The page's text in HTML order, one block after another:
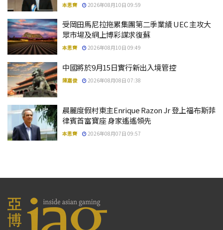
本思齊 2026年08月10日 09:59
受岡田馬尼拉拖累集團第二季業績 UEC 主攻大
眾市場及網上博彩謀求復蘇
本思齊 2026年08月10日 09:49
中國將於9月15日實行新出入境管控
陳嘉俊 2026年08月08日 07:38
晨麗度假村東主Enrique Razon Jr 登上福布斯菲
律賓首富寶座 身家遙遙領先
本思齊 2026年08月07日 09:57